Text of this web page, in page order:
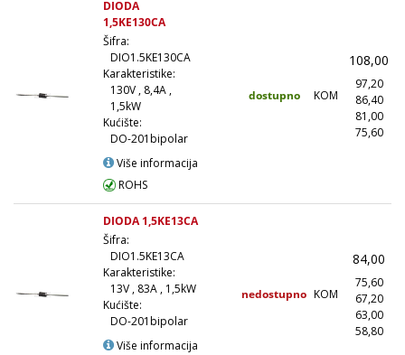
DIODA
1,5KE130CA
Šifra:
DIO1.5KE130CA
Karakteristike:
130V , 8,4A ,
1,5kW
Kućište:
DO-201bipolar
Više informacija
ROHS
dostupno KOM
108,00
97,20
86,40
81,00
75,60
DIODA 1,5KE13CA
Šifra:
DIO1.5KE13CA
Karakteristike:
13V , 83A , 1,5kW
Kućište:
DO-201bipolar
Više informacija
nedostupno KOM
84,00
75,60
67,20
63,00
58,80